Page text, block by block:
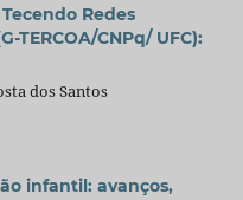
Redes
CNPq/ UFC):
dos Santos
infantil: avanços,